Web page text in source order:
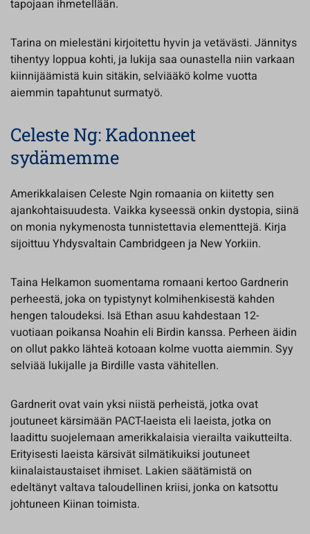
tapojaan ihmetellään.
Tarina on mielestäni kirjoitettu hyvin ja vetävästi. Jännitys
tihentyy loppua kohti, ja lukija saa ounastella niin varkaan
kiinnijäämistä kuin sitäkin, selviääkö kolme vuotta
aiemmin tapahtunut surmatyö.
Celeste Ng: Kadonneet
sydämemme
Amerikkalaisen Celeste Ngin romaania on kiitetty sen
ajankohtaisuudesta. Vaikka kyseessä onkin dystopia, siinä
on monia nykymenosta tunnistettavia elementtejä. Kirja
sijoittuu Yhdysvaltain Cambridgeen ja New Yorkiin.
Taina Helkamon suomentama romaani kertoo Gardnerin
perheestä, joka on typistynyt kolmihenkisestä kahden
hengen taloudeksi. Isä Ethan asuu kahdestaan 12-
vuotiaan poikansa Noahin eli Birdin kanssa. Perheen äidin
on ollut pakko lähteä kotoaan kolme vuotta aiemmin. Syy
selviää lukijalle ja Birdille vasta vähitellen.
Gardnerit ovat vain yksi niistä perheistä, jotka ovat
joutuneet kärsimään PACT-laeista eli laeista, jotka on
laadittu suojelemaan amerikkalaisia vierailta vaikutteilta.
Erityisesti laeista kärsivät silmätikuiksi joutuneet
kiinalaistaustaiset ihmiset. Lakien säätämistä on
edeltänyt valtava taloudellinen kriisi, jonka on katsottu
johtuneen Kiinan toimista.